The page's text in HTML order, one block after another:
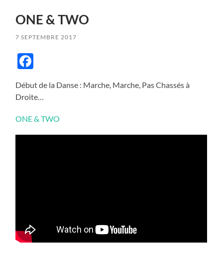
ONE & TWO
7 SEPTEMBRE 2017
Début de la Danse : Marche, Marche, Pas Chassés à
Droite…
ONE & TWO